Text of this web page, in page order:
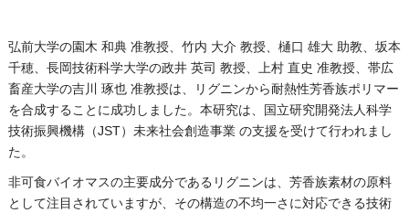
弘前大学の園木 和典 准教授、 竹内 大介 教授、 樋口 雄大 助教、坂本
千穂、長岡技術科学大学の政井 英司 教授、 上村 直史 准教授、帯広
畜産大学の吉川 琢也 准教授は、
リグニンから耐熱性芳香族ポリマー
を合成することに成功しました。本研究は、国立研究開発法人科学
技術振興機構（JST）未来社会創造事業 の支援を受けて行われまし
た。
非可食バイオマスの主要成分であるリグニンは、芳香族素材の原料
として注目されていますが、その構造の不均一さに対応できる技術